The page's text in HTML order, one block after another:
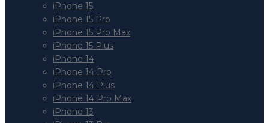
iPhone 15
iPhone 15 Pro
iPhone 15 Pro Max
iPhone 15 Plus
iPhone 14
iPhone 14 Pro
iPhone 14 Plus
iPhone 14 Pro Max
iPhone 13